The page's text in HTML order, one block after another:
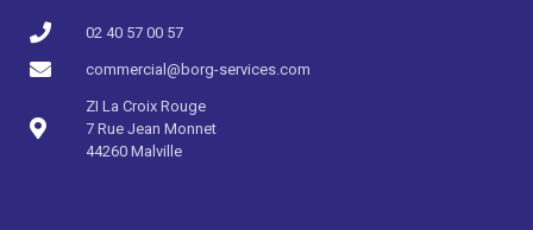
02 40 57 00 57​
commercial@borg-services.com
ZI La Croix Rouge
7 Rue Jean Monnet
44260 Malville